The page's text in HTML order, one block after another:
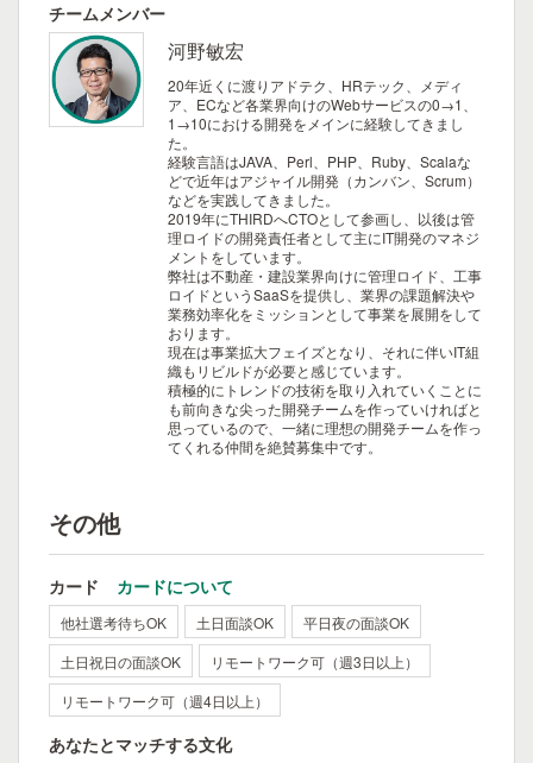
チームメンバー
河野敏宏
20年近くに渡りアドテク、HRテック、メディ
ア、ECなど各業界向けのWebサービスの0→1、
1→10における開発をメインに経験してきまし
た。
経験言語はJAVA、Perl、PHP、Ruby、Scalaな
どで近年はアジャイル開発（カンバン、Scrum）
などを実践してきました。
2019年にTHIRDへCTOとして参画し、以後は管
理ロイドの開発責任者として主にIT開発のマネジ
メントをしています。
弊社は不動産・建設業界向けに管理ロイド、工事
ロイドというSaaSを提供し、業界の課題解決や
業務効率化をミッションとして事業を展開をして
おります。
現在は事業拡大フェイズとなり、それに伴いIT組
織もリビルドが必要と感じています。
積極的にトレンドの技術を取り入れていくことに
も前向きな尖った開発チームを作っていければと
思っているので、一緒に理想の開発チームを作っ
てくれる仲間を絶賛募集中です。
その他
カード カードについて
他社選考待ちOK 土日面談OK
平日夜の面談OK
土日祝日の面談OK
リモートワーク可（週3日以上）
リモートワーク可（週4日以上）
あなたとマッチする文化